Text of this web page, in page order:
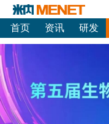
首页 资讯 研发